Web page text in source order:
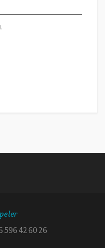
596 42 60 26